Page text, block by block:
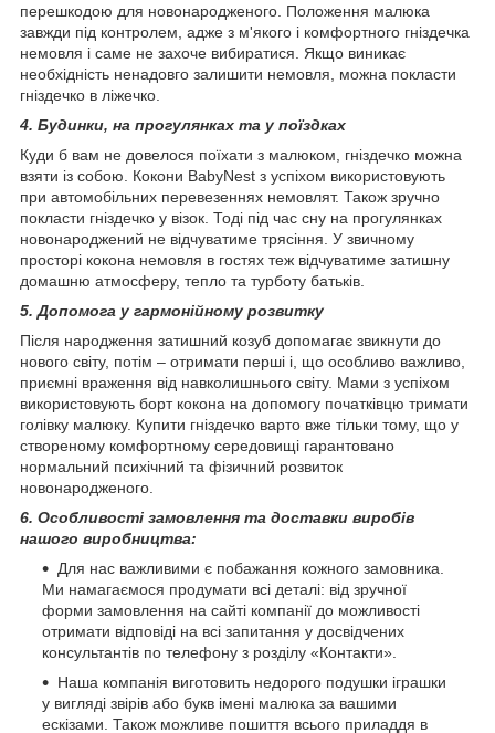
перешкодою для новонародженого. Положення малюка
завжди під контролем, адже з м'якого і комфортного гніздечка
немовля і саме не захоче вибиратися. Якщо виникає
необхідність ненадовго залишити немовля, можна покласти
гніздечко в ліжечко.
4. Будинки, на прогулянках та у поїздках
Куди б вам не довелося поїхати з малюком, гніздечко можна
взяти із собою. Кокони BabyNest з успіхом використовують
при автомобільних перевезеннях немовлят. Також зручно
покласти гніздечко у візок. Тоді під час сну на прогулянках
новонароджений не відчуватиме трясіння. У звичному
просторі кокона немовля в гостях теж відчуватиме затишну
домашню атмосферу, тепло та турботу батьків.
5. Допомога у гармонійному розвитку
Після народження затишний козуб допомагає звикнути до
нового світу, потім – отримати перші і, що особливо важливо,
приємні враження від навколишнього світу. Мами з успіхом
використовують борт кокона на допомогу початківцю тримати
голівку малюку. Купити гніздечко варто вже тільки тому, що у
створеному комфортному середовищі гарантовано
нормальний психічний та фізичний розвиток
новонародженого.
6. Особливості замовлення та доставки виробів
нашого виробництва:
Для нас важливими є побажання кожного замовника.
Ми намагаємося продумати всі деталі: від зручної
форми замовлення на сайті компанії до можливості
отримати відповіді на всі запитання у досвідчених
консультантів по телефону з розділу «Контакти».
Наша компанія виготовить недорого подушки іграшки
у вигляді звірів або букв імені малюка за вашими
ескізами. Також можливе пошиття всього приладдя в